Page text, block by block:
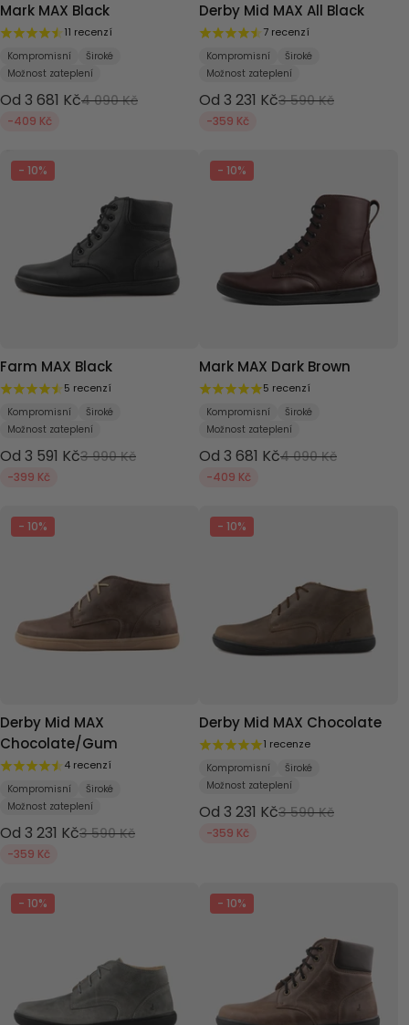
Mark MAX Black
11 recenzí
Kompromisní
Široké
Možnost zateplení
Od 3 681 Kč4 090 Kč
-409 Kč
Derby Mid MAX All Black
7 recenzí
Kompromisní
Široké
Možnost zateplení
Od 3 231 Kč3 590 Kč
-359 Kč
- 10%
Farm MAX Black
5 recenzí
Kompromisní
Široké
Možnost zateplení
Od 3 591 Kč3 990 Kč
-399 Kč
- 10%
Mark MAX Dark Brown
5 recenzí
Kompromisní
Široké
Možnost zateplení
Od 3 681 Kč4 090 Kč
-409 Kč
- 10%
Derby Mid MAX
Chocolate/Gum
4 recenzí
Kompromisní
Široké
Možnost zateplení
Od 3 231 Kč3 590 Kč
-359 Kč
- 10%
Derby Mid MAX Chocolate
1 recenze
Kompromisní
Široké
Možnost zateplení
Od 3 231 Kč3 590 Kč
-359 Kč
- 10% - 10%